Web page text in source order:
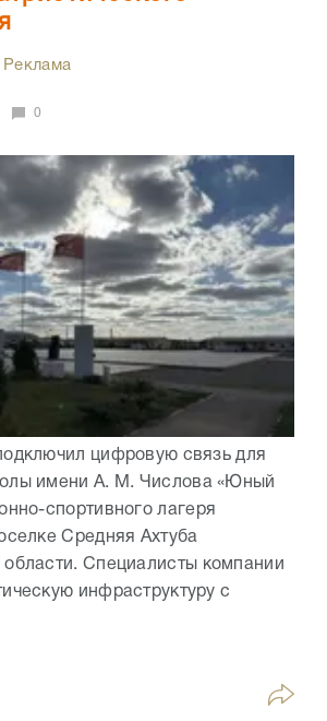
0
цифровую связь для
имени А. М. Числова «Юный
спортивного лагеря
Средняя Ахтуба
области. Специалисты компании
инфраструктуру с